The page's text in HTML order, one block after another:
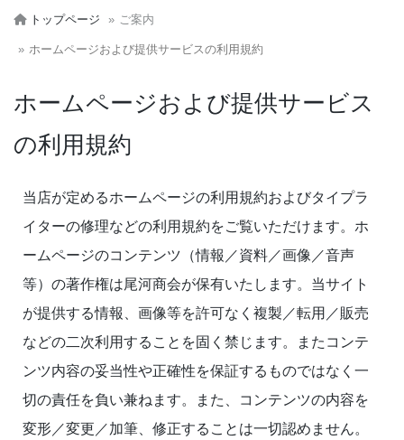
トップページ ご案内
ホームページおよび提供サービスの利用規約
ホームページおよび提供サービス
の利用規約
当店が定めるホームページの利用規約およびタイプラ
イターの修理などの利用規約をご覧いただけます。ホ
ームページのコンテンツ（情報／資料／画像／音声
等）の著作権は尾河商会が保有いたします。当サイト
が提供する情報、画像等を許可なく複製／転用／販売
などの二次利用することを固く禁じます。またコンテ
ンツ内容の妥当性や正確性を保証するものではなく一
切の責任を負い兼ねます。また、コンテンツの内容を
変形／変更／加筆、修正することは一切認めません。